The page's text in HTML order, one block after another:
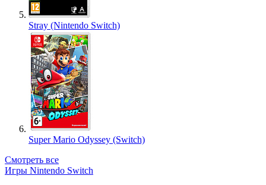
Stray (Nintendo Switch)
Super Mario Odyssey (Switch)
Смотреть все
Игры Nintendo Switch